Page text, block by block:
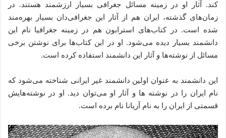
کند. آثار او در زمینه مسائل جغرافی بسیار ارزشمند هستند. در
زمان‌های گذشته، ایران هم از آثار این جغرافی‌دان بسیار بهره‌مند
شده است. در کتاب‌های استرابون هم در زمینه جغرافیا نام این
دانشمند بسیار دیده می‌شود. او در این کتاب‌ها برای نوشتن برخی
مسائل از نوشته‌ها و آثار این دانشمند استفاده کرده است.
این دانشمند به عنوان اولین دانشمند غیر ایرانی شناخته می‌شود که
نام ایران را در نوشته ها و آثار او می‌توان دید. او در نوشته‌هایش
قسمتی از ایران را به نام آریانا نام برده است.